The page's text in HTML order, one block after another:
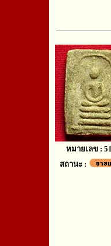
หมายเลข :
สถานะ :